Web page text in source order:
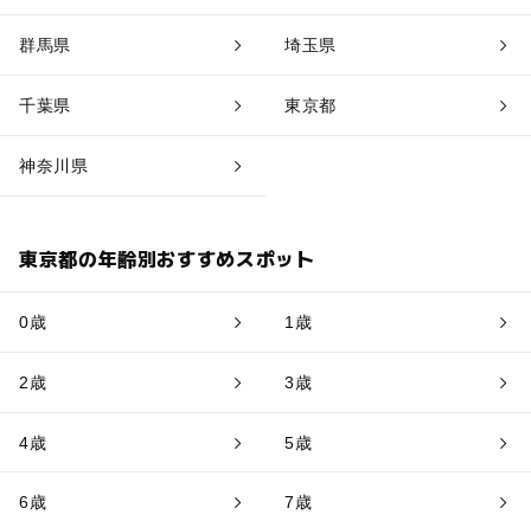
群馬県 埼玉県
千葉県 東京都
神奈川県
東京都の年齢別おすすめスポット
0歳 1歳
2歳 3歳
4歳 5歳
6歳 7歳